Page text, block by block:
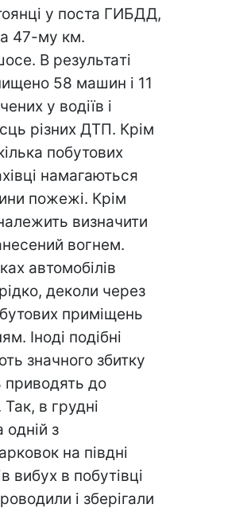
у поста ГИБДД,
47-му км.
В результаті
58 машин і 11
у водіїв і
різних ДТП. Крім
побутових
намагаються
пожежі. Крім
визначити
вогнем.
автомобілів
деколи через
приміщень
Іноді подібні
значного збитку
приводять до
в грудні
одній з
на півдні
вибух в побутівці
і зберігали